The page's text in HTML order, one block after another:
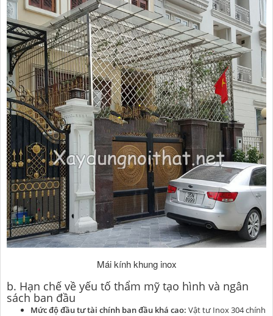
Mái kính khung inox
b. Hạn chế về yếu tố thẩm mỹ tạo hình và ngân
sách ban đầu
Mức độ đầu tư tài chính ban đầu khá cao: Vật tư Inox 304 chính